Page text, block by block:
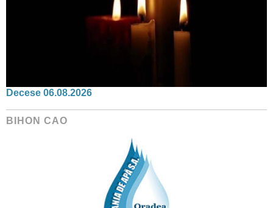
Decese 06.08.2026
BIHON CAO